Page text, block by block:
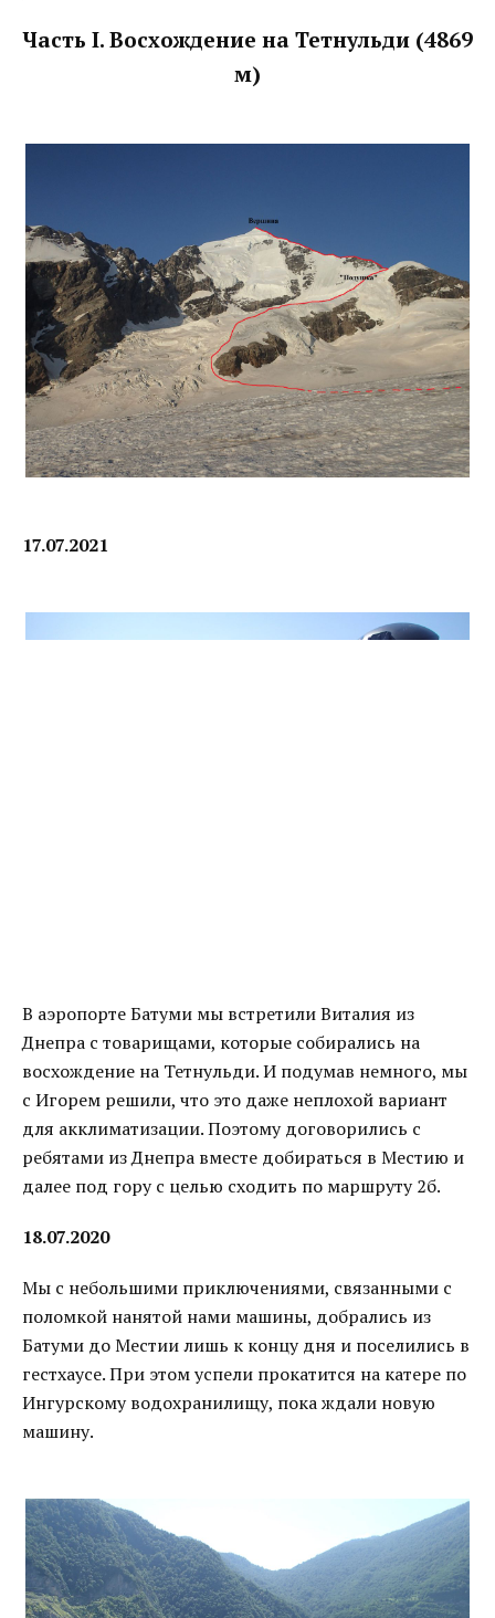
Часть I. Восхождение на Тетнульди (4869
м)
17.07.2021
В аэропорте Батуми мы встретили Виталия из
Днепра с товарищами, которые собирались на
восхождение на Тетнульди. И подумав немного, мы
с Игорем решили, что это даже неплохой вариант
для акклиматизации. Поэтому договорились с
ребятами из Днепра вместе добираться в Местию и
далее под гору с целью сходить по маршруту 2б.
18.07.2020
Мы с небольшими приключениями, связанными с
поломкой нанятой нами машины, добрались из
Батуми до Местии лишь к концу дня и поселились в
гестхаусе. При этом успели прокатится на катере по
Ингурскому водохранилищу, пока ждали новую
машину.